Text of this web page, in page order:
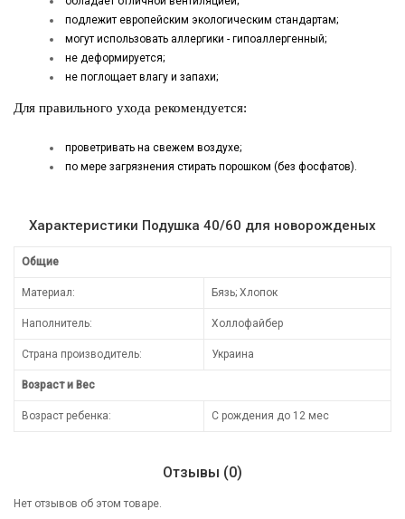
подлежит европейским экологическим стандартам;
могут использовать аллергики - гипоаллергенный;
не деформируется;
не поглощает влагу и запахи;
Для правильного ухода рекомендуется:
проветривать на свежем воздухе;
по мере загрязнения стирать порошком (без фосфатов).
Характеристики Подушка 40/60 для новорожденых
Общие
Материал: Бязь; Хлопок
Наполнитель: Холлофайбер
Страна производитель: Украина
Возраст и Вес
Возраст ребенка: С рождения до 12 мес
Отзывы (0)
Нет отзывов об этом товаре.